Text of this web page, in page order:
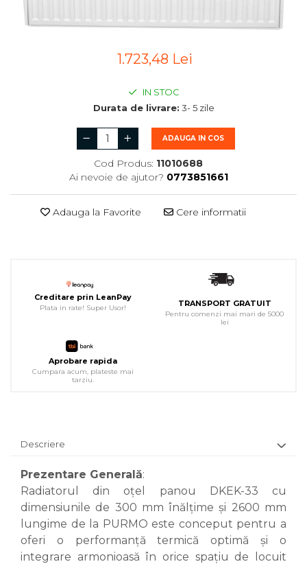
1.723,48 Lei
IN STOC
Durata de livrare: 3- 5 zile
ADAUGA IN COS
Cod Produs: 11010688
Ai nevoie de ajutor? 0773851661
Adauga la Favorite Cere informatii
Creditare prin LeanPay
Plata in rate! Super Usor!
TRANSPORT GRATUIT
Pentru comenzi mai mari de 5000
lei
Aprobare rapida
Cumpara acum, plateste mai
tarziu.
Descriere
Prezentare Generală:
Radiatorul din oțel panou DKEK-33 cu
dimensiunile de 300 mm înălțime și 2600 mm
lungime de la PURMO este conceput pentru a
oferi o performanță termică optimă și o
integrare armonioasă în orice spațiu de locuit